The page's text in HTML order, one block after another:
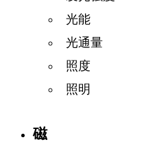
光能
光通量
照度
照明
磁